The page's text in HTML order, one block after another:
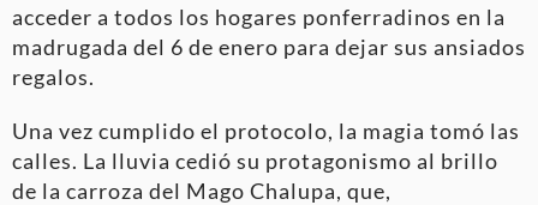
acceder a todos los hogares ponferradinos en la
madrugada del 6 de enero para dejar sus ansiados
regalos.
Una vez cumplido el protocolo, la magia tomó las
calles. La lluvia cedió su protagonismo al brillo
de la carroza del Mago Chalupa, que,